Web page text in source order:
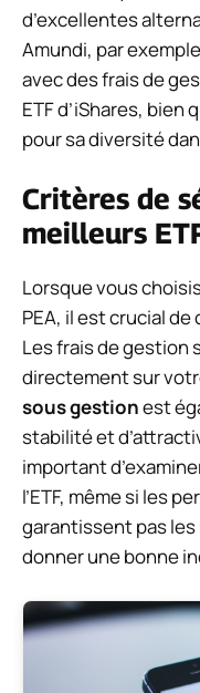
d’excellentes
Amundi, par
avec des frais de
ETF d’iShares,
pour sa diversité
Critères de
meilleurs
Lorsque vous
PEA, il est crucial
Les frais de gestion
directement sur
sous gestionest
stabilité et
important
l’ETF, même si les
garantissent pas
donner une bonne